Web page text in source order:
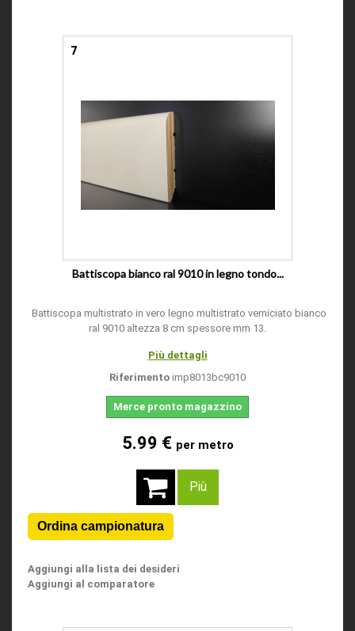
7
Battiscopa bianco ral 9010 in legno tondo...
Battiscopa multistrato in vero legno multistrato verniciato bianco
ral 9010 altezza 8 cm spessore mm 13.
Più dettagli
Riferimento imp8013bc9010
Merce pronto magazzino
5.99 € per metro
Più
Aggiungi alla lista dei desideri
Aggiungi al comparatore